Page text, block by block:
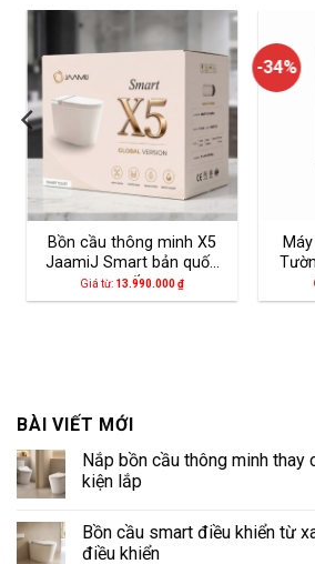
Bồn cầu thông minh X5
JaamiJ Smart bản quốc
tế
Giá từ: 13.990.000₫
-34%
BÀI VIẾT MỚI
Nắp bồn cầu thông minh thay
kiện lắp
bình
luận
ở
Bồn cầu smart điều khiển từ
điều khiển